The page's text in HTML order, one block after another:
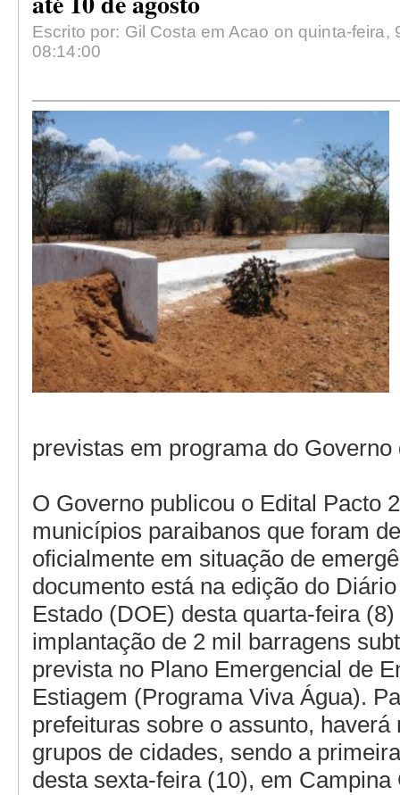
Escrito por: Gil Costa em Acao on quinta-feira,
08:14:00
previstas em programa do Governo
O Governo publicou o Edital Pacto
municípios paraibanos que foram
oficialmente em situação de
documento está na edição do
Estado (DOE) desta quarta-feira
implantação de 2 mil barragens
prevista no Plano Emergencial de
Estiagem (Programa Viva Água).
prefeituras sobre o assunto, haverá
grupos de cidades, sendo a
desta sexta-feira (10), em Campina